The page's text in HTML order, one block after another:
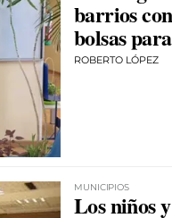
barrios
bolsas
ROBERTO LÓPEZ
MUNICIPIOS
Los niños